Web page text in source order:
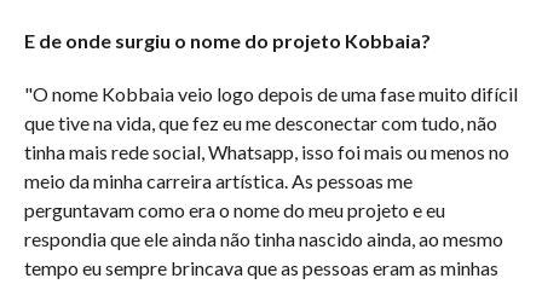
E de onde surgiu o nome do projeto Kobbaia?
"O nome Kobbaia veio logo depois de uma fase muito difícil
que tive na vida, que fez eu me desconectar com tudo, não
tinha mais rede social, Whatsapp, isso foi mais ou menos no
meio da minha carreira artística. As pessoas me
perguntavam como era o nome do meu projeto e eu
respondia que ele ainda não tinha nascido ainda, ao mesmo
tempo eu sempre brincava que as pessoas eram as minhas